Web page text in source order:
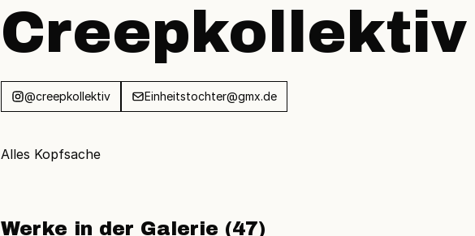
Creepkollektiv
@creepkollektiv Einheitstochter@gmx.de
Alles Kopfsache
Werke in der Galerie (47)